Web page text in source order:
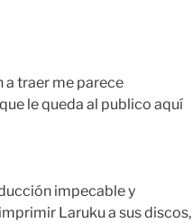
a traer me parece
le queda al publico aquí
impecable y
Laruku a sus discos,